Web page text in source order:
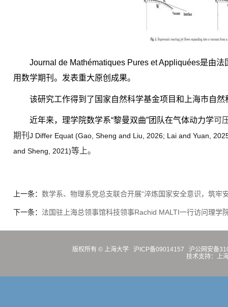
Journal de Mathématiques Pures et Appliquées是由法
用数学期刊。发表重大原创成果。
该研究工作得到了国家自然科学基金项目和上海市自
近年来，理学院数学系“黎曼双曲”团队在气体动力学可
期刊 J Differ Equat (Gao, Sheng and Liu, 2026; Lai and Yuan,
and Sheng, 2021)等上。
上一条： 数学系、物理系党总支联合开展“淬炼国家安全意识，筑牢
下一条： 法国驻上海总领事馆科技领事Rachid MALTI一行访问理学
版权所有 © 上海大学 沪ICP备09014157
沪公网安备
技术支持：上